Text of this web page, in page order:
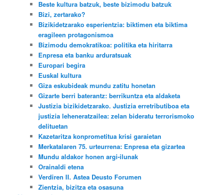
Beste kultura batzuk, beste bizimodu batzuk
Bizi, zertarako?
Bizikidetzarako esperientzia: biktimen eta biktima
eragileen protagonismoa
Bizimodu demokratikoa: politika eta hiritarra
Enpresa eta banku arduratsuak
Europari begira
Euskal kultura
Giza eskubideak mundu zatitu honetan
Gizarte berri baterantz: berrikuntza eta aldaketa
Justizia bizikidetzarako. Justizia erretributiboa eta
justizia leheneratzailea: zelan bideratu terrorismoko
delituetan
Kazetaritza konprometitua krisi garaietan
Merkatalaren 75. urteurrena: Enpresa eta gizartea
Mundu aldakor honen argi-ilunak
Orainaldi etena
Verdiren II. Astea Deusto Forumen
Zientzia, bizitza eta osasuna